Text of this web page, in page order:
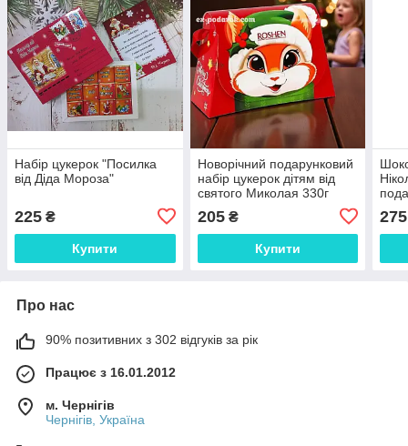
Набір цукерок "Посилка
від Діда Мороза"
225 ₴
Купити
Новорічний подарунковий
набір цукерок дітям від
святого Миколая 330г
205₴
Купити
275
Про нас
90% позитивних з 302 відгуків за рік
Працює з 16.01.2012
м. Чернігів
Чернігів, Україна